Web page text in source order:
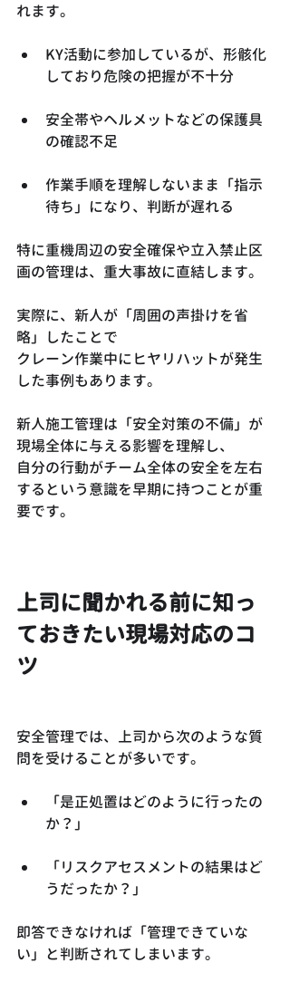
れます。
KY活動に参加しているが、形骸化
しており危険の把握が不十分
安全帯やヘルメットなどの保護具
の確認不足
作業手順を理解しないまま「指示
待ち」になり、判断が遅れる
特に重機周辺の安全確保や立入禁止区
画の管理は、重大事故に直結します。
実際に、新人が「周囲の声掛けを省
略」したことで
クレーン作業中にヒヤリハットが発生
した事例もあります。
新人施工管理は「安全対策の不備」が
現場全体に与える影響を理解し、
自分の行動がチーム全体の安全を左右
するという意識を早期に持つことが重
要です。
上司に聞かれる前に知っ
ておきたい現場対応のコ
ツ
安全管理では、上司から次のような質
問を受けることが多いです。
「是正処置はどのように行ったの
か？」
「リスクアセスメントの結果はど
うだったか？」
即答できなければ「管理できていな
い」と判断されてしまいます。